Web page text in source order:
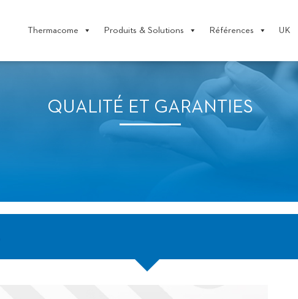
Thermacome Produits & Solutions Références UK
QUALITÉ ET GARANTIES